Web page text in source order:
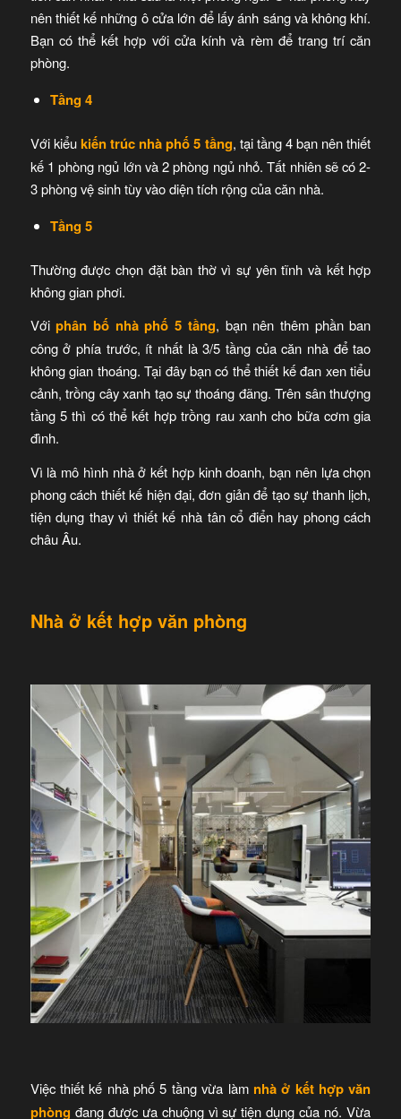
nên thiết kế những ô cửa lớn để lấy ánh sáng và không khí.
Bạn có thể kết hợp với cửa kính và rèm để trang trí căn
phòng.
Tầng 4
Với kiểukiến trúc nhà phố 5 tầng, tại tầng 4 bạn nên thiết
kế 1 phòng ngủ lớn và 2 phòng ngủ nhỏ. Tất nhiên sẽ có 2-
3 phòng vệ sinh tùy vào diện tích rộng của căn nhà.
Tầng 5
Thường được chọn đặt bàn thờ vì sự yên tĩnh và kết hợp
không gian phơi.
Vớiphân bố nhà phố 5 tầng, bạn nên thêm phần ban
công ở phía trước, ít nhất là 3/5 tầng của căn nhà để tao
không gian thoáng. Tại đây bạn có thể thiết kế đan xen tiểu
cảnh, trồng cây xanh tạo sự thoáng đãng. Trên sân thượng
tầng 5 thì có thể kết hợp trồng rau xanh cho bữa cơm gia
đình.
Vì là mô hình nhà ở kết hợp kinh doanh, bạn nên lựa chọn
phong cách thiết kế hiện đại, đơn giản để tạo sự thanh lịch,
tiện dụng thay vì thiết kế nhà tân cổ điển hay phong cách
châu Âu.
Nhà ở kết hợp văn phòng
Việc thiết kế nhà phố 5 tầng vừa làm nhà ở kết hợp văn
phòng đang được ưa chuộng vì sự tiện dụng của nó. Vừa